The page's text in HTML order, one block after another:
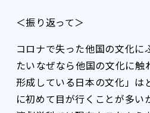
＜振り返って＞
コロナで失った他国の文化に
たい――なぜなら他国の文化に
形成している日本の文化」は
に初めて目が行くことが多い